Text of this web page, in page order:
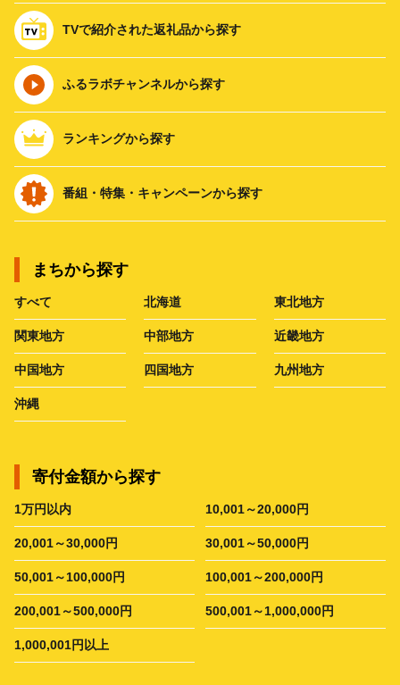
TVで紹介された返礼品から探す
ふるラボチャンネルから探す
ランキングから探す
番組・特集・キャンペーンから探す
まちから探す
すべて 北海道 東北地方
関東地方 中部地方 近畿地方
中国地方 四国地方 九州地方
沖縄
寄付金額から探す
1万円以内 10,001～20,000円
20,001～30,000円 30,001～50,000円
50,001～100,000円 100,001～200,000円
200,001～500,000円 500,001～1,000,000円
1,000,001円以上